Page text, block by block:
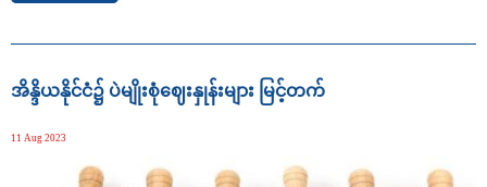
အိန္ဒိယနိုင်ငံ၌ ပဲမျိုးစုံဈေးနှုန်းများ မြင့်တက်
11 Aug 2023